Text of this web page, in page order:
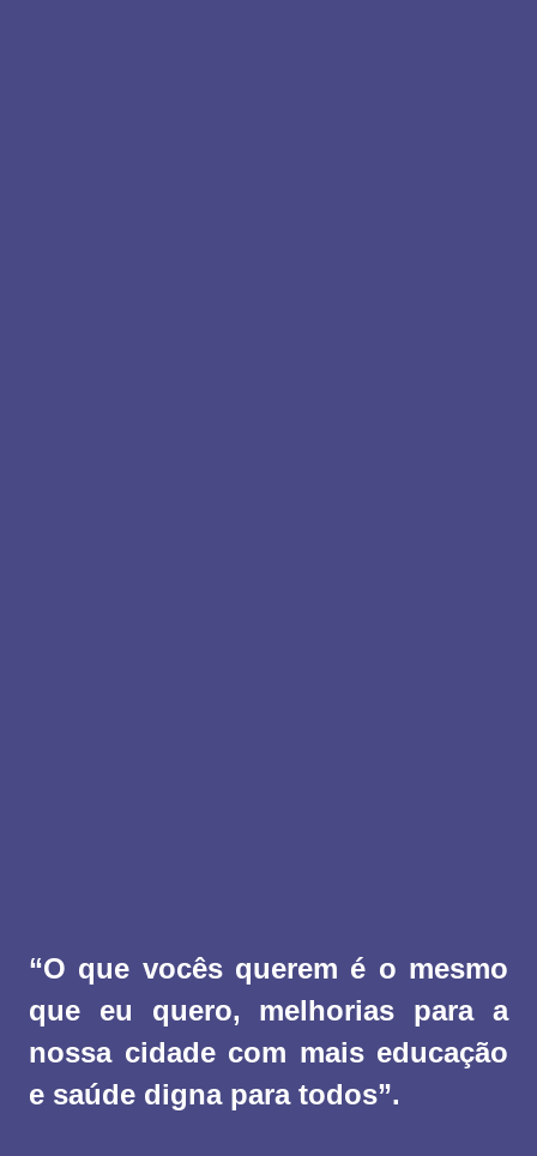
“O que vocês querem é o mesmo
que eu quero, melhorias para a
nossa cidade com mais educação
e saúde digna para todos”.